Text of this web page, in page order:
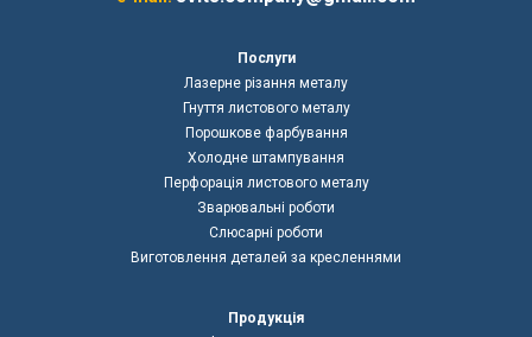
Послуги
Лазерне різання металу
Гнуття листового металу
Порошкове фарбування
Холодне штампування
Перфорація листового металу
Зварювальні роботи
Слюсарні роботи
Виготовлення деталей за кресленнями
Продукція